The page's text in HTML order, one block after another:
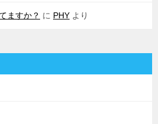
ますか？ に PHY より